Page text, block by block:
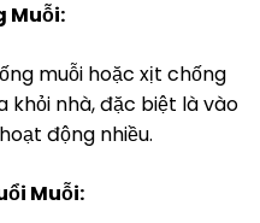
Muỗi:
muỗi hoặc xịt chống
khỏi nhà, đặc biệt là vào
động nhiều.
Muỗi: